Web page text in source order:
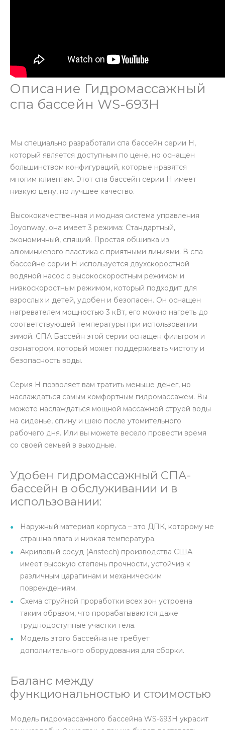
Описание Гидромассажный
спа бассейн WS-693H
Мы специально разработали спа бассейн серии H,
который является доступным по цене, но оснащен
большинством конфигураций, которые нравятся
многим клиентам. Этот спа бассейн серии H имеет
низкую цену, но лучшее качество.
Высококачественная и модная система управления
Joyonway, она имеет 3 режима: Стандартный,
экономичный, спящий. Простая обшивка из
алюминиевого пластика с приятными линиями. В спа
бассейне серии H используется двухскоростной
водяной насос с высокоскоростным режимом и
низкоскоростным режимом, который подходит для
взрослых и детей, удобен и безопасен. Он оснащен
нагревателем мощностью 3 кВт, его можно нагреть до
соответствующей температуры при использовании
зимой. СПА Бассейн этой серии оснащен фильтром и
озонатором, который может поддерживать чистоту и
безопасность воды.
Серия H позволяет вам тратить меньше денег, но
наслаждаться самым комфортным гидромассажем. Вы
можете наслаждаться мощной массажной струей воды
на сиденье, спину и шею после утомительного
рабочего дня. Или вы можете весело провести время
со своей семьей в выходные.
Удобен гидромассажный СПА-
бассейн в обслуживании и в
использовании:
Наружный материал корпуса – это ДПК, которому не
страшна влага и низкая температура.
Акриловый сосуд (Aristech) производства США
имеет высокую степень прочности, устойчив к
различным царапинам и механическим
повреждениям.
Схема струйной проработки всех зон устроена
таким образом, что прорабатываются даже
труднодоступные участки тела.
Модель этого бассейна не требует
дополнительного оборудования для сборки.
Баланс между
функциональностью и стоимостью
Модель гидромассажного бассейна WS-693H украсит